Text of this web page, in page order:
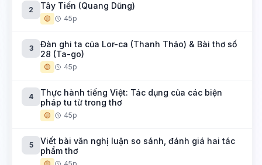
2 Tây Tiến (Quang Dũng)
🟡 45p
3
Đàn ghi ta của Lor-ca (Thanh Thảo) & Bài thơ số
28 (Ta-go)
🟡 45p
4
Thực hành tiếng Việt: Tác dụng của các biện
pháp tu từ trong thơ
🟡 45p
5
Viết bài văn nghị luận so sánh, đánh giá hai tác
phẩm thơ